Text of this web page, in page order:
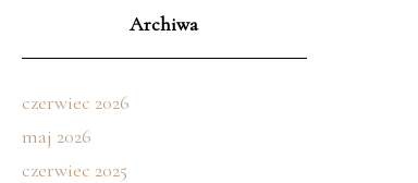
Archiwa
czerwiec 2026
maj 2026
czerwiec 2025